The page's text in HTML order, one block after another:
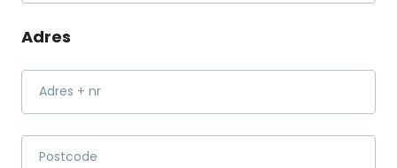
Adres
Adres + nr
Postcode